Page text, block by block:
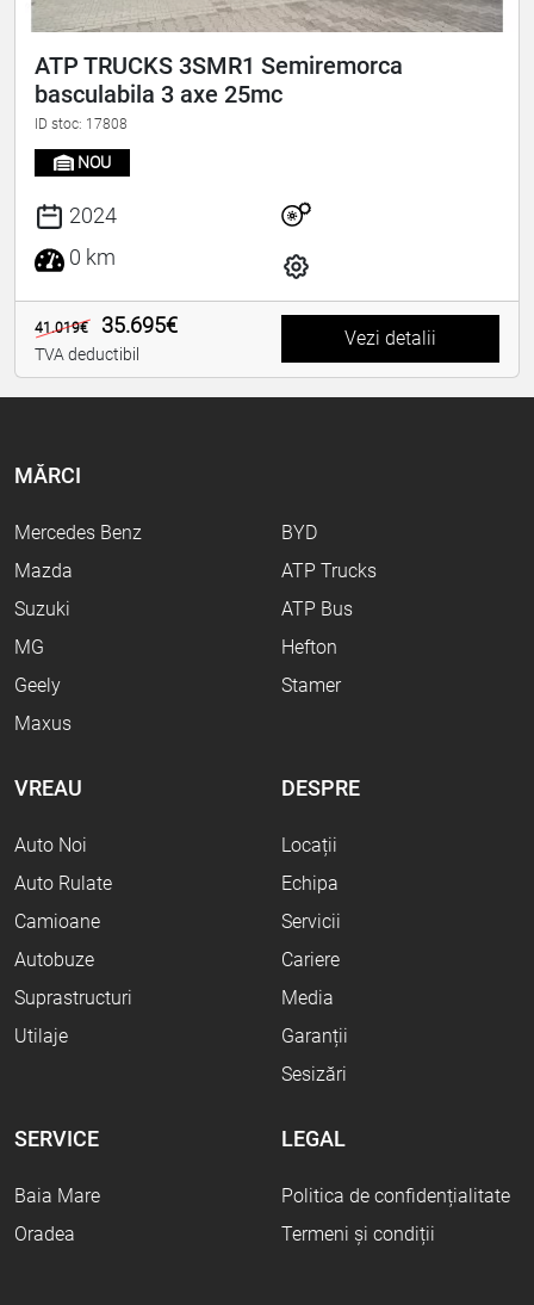
ATP TRUCKS 3SMR1 Semiremorca
basculabila 3 axe 25mc
ID stoc: 17808
NOU
2024
0 km
41.019€ 35.695€
TVA deductibil
Vezi detalii
MĂRCI
Mercedes Benz
Mazda
Suzuki
MG
Geely
Maxus
BYD
ATP Trucks
ATP Bus
Hefton
Stamer
VREAU
Auto Noi
Auto Rulate
Camioane
Autobuze
Suprastructuri
Utilaje
DESPRE
Locații
Echipa
Servicii
Cariere
Media
Garanții
Sesizări
SERVICE
Baia Mare
Oradea
LEGAL
Politica de confidențialitate
Termeni și condiții